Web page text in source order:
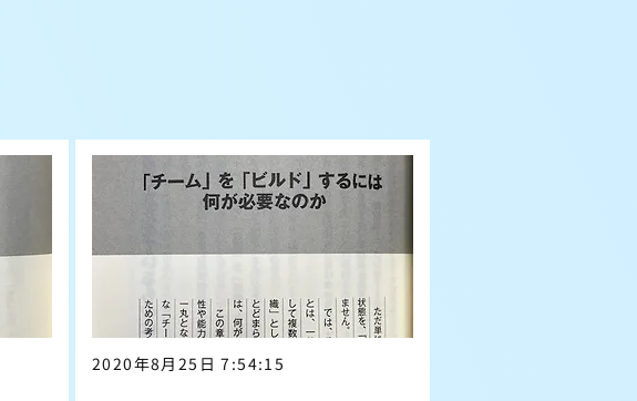
2020年8月25日 7:54:15